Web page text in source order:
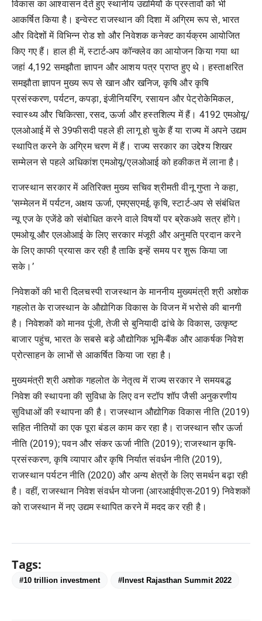
विकास का आश्वासन देते हुए स्थानीय उद्यमियों के प्रस्तावों को भी
आकर्षित किया है। इन्वेस्ट राजस्थान की दिशा में अग्रिम रूप से, भारत
और विदेशों में विभिन्न रोड शो और निवेशक कनेक्ट कार्यक्रम आयोजित
किए गए हैं। हाल ही में, स्टार्ट-अप कॉन्क्लेव का आयोजन किया गया था
जहां 4,192 समझौता ज्ञापन और आशय पत्र प्राप्त हुए थे। हस्ताक्षरित
समझौता ज्ञापन मुख्य रूप से खान और खनिज, कृषि और कृषि
प्रसंस्करण, पर्यटन, कपड़ा, इंजीनियरिंग, रसायन और पेट्रोकेमिकल,
स्वास्थ्य और चिकित्सा, रसद, ऊर्जा और हस्तशिल्प में हैं। 4192 एमओयू/
एलओआई में से 39फीसदी पहले ही लागू हो चुके हैं या राज्य में अपने उद्यम
स्थापित करने के अग्रिम चरण में हैं। राज्य सरकार का उद्देश्य शिखर
सम्मेलन से पहले अधिकांश एमओयू/एलओआई को हकीकत में लाना है।
राजस्थान सरकार में अतिरिक्त मुख्य सचिव श्रीमती वीनू गुप्ता ने कहा,
‘सम्मेलन में पर्यटन, अक्षय ऊर्जा, एमएसएमई, कृषि, स्टार्ट-अप से संबंधित
न्यू एज के एजेंडे को संबोधित करने वाले विषयों पर ब्रेकअवे सत्र होंगे।
एमओयू और एलओआई के लिए सरकार मंजूरी और अनुमति प्रदान करने
के लिए काफी प्रयास कर रही है ताकि इन्हें समय पर शुरू किया जा
सके।’
निवेशकों की भारी दिलचस्पी राजस्थान के माननीय मुख्यमंत्री श्री अशोक
गहलोत के राजस्थान के औद्योगिक विकास के विजन में भरोसे की बानगी
है। निवेशकों को मानव पूंजी, तेजी से बुनियादी ढांचे के विकास, उत्कृष्ट
बाजार पहुंच, भारत के सबसे बड़े औद्योगिक भूमि-बैंक और आकर्षक निवेश
प्रोत्साहन के लाभों से आकर्षित किया जा रहा है।
मुख्यमंत्री श्री अशोक गहलोत के नेतृत्व में राज्य सरकार ने समयबद्ध
निवेश की स्थापना की सुविधा के लिए वन स्टॉप शॉप जैसी अनुकरणीय
सुविधाओं की स्थापना की है। राजस्थान औद्योगिक विकास नीति (2019)
सहित नीतियों का एक पूरा बंडल काम कर रहा है। राजस्थान सौर ऊर्जा
नीति (2019); पवन और संकर ऊर्जा नीति (2019); राजस्थान कृषि-
प्रसंस्करण, कृषि व्यापार और कृषि निर्यात संवर्धन नीति (2019),
राजस्थान पर्यटन नीति (2020) और अन्य क्षेत्रों के लिए समर्थन बढ़ा रही
है। वहीं, राजस्थान निवेश संवर्धन योजना (आरआईपीएस-2019) निवेशकों
को राजस्थान में नए उद्यम स्थापित करने में मदद कर रही है।
Tags:
#10 trillion investment #Invest Rajasthan Summit 2022